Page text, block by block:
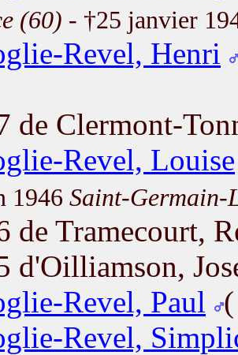
(60) - †25 janvier
Revel, Henri
de Clermont-
Revel, Louise
1946 Saint-Germain-
de Tramecourt,
d'Oilliamson,
Revel, Paul
Revel,